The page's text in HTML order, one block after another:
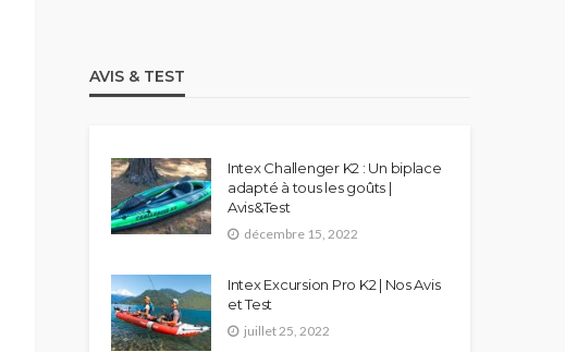
AVIS & TEST
Intex Challenger K2 : Un biplace
adapté à tous les goûts |
Avis&Test
décembre 15, 2022
Intex Excursion Pro K2 | Nos Avis
et Test
juillet 25, 2022